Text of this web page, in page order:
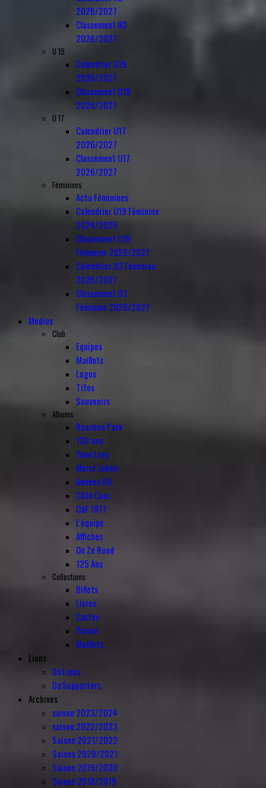
2026/2027
Classement N2
2026/2027
U 19
Calendrier U19
2026/2027
Classement U19
2026/2027
U 17
Calendrier U17
2026/2027
Classement U17
2026/2027
Féminines
Actu Féminines
Calendrier U19 Féminine
2024/2025
Classement U19
Féminine 2026/2027
Calendrier D3 Féminine
2026/2027
Classement D3
Féminine 2026/2027
Medias
Club
Equipes
Maillots
Logos
Tifos
Souvenirs
Albums
Roazhon Park
120 ans
Yann Levy
Merci Julien
Années 60
Côté Cour
CdF 1971
L'équipe
Affiches
On Ze Road
125 Ans
Collections
Billets
Livres
Cartes
Panini
Maillots
Liens
Da'Liens
Da'Supporters
Archives
saison 2023/2024
saison 2022/2023
Saison 2021/2022
Saison 2020/2021
Saison 2019/2020
Saison 2018/2019